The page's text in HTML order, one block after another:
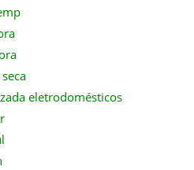
eletrodomésticos